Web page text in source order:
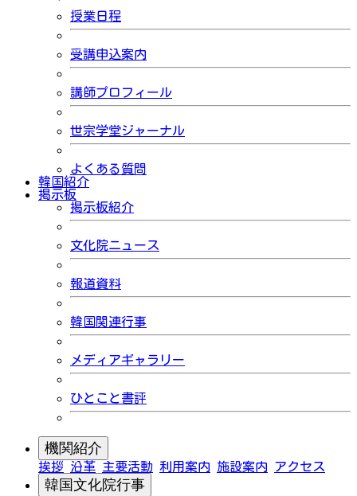
授業日程
受講申込案内
講師プロフィール
世宗学堂ジャーナル
よくある質問
韓国紹介
掲示板
掲示板紹介
文化院ニュース
報道資料
韓国関連行事
メディアギャラリー
ひとこと書評
機関紹介
挨拶 沿革 主要活動 利用案内 施設案内 アクセス
韓国文化院行事